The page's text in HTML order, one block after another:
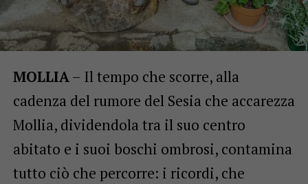
MOLLIA– Il tempo che scorre, alla
cadenza del rumore del Sesia che accarezza
Mollia, dividendola tra il suo centro
abitato e i suoi boschi ombrosi, contamina
tutto ciò che percorre: i ricordi, che